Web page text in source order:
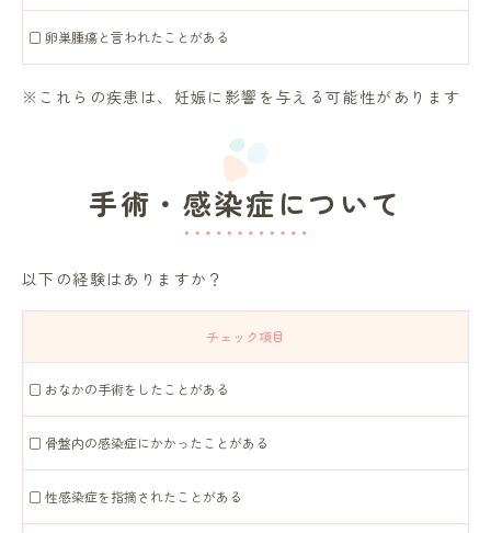
□ 卵巣腫瘍と言われたことがある
※これらの疾患は、妊娠に影響を与える可能性があります
手術・感染症について
以下の経験はありますか？
チェック項目
□ おなかの手術をしたことがある
□ 骨盤内の感染症にかかったことがある
□ 性感染症を指摘されたことがある